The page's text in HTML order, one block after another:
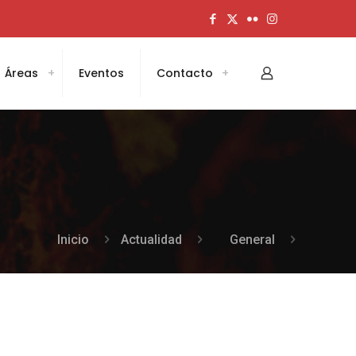
Áreas Eventos Contacto
Inicio Actualidad General